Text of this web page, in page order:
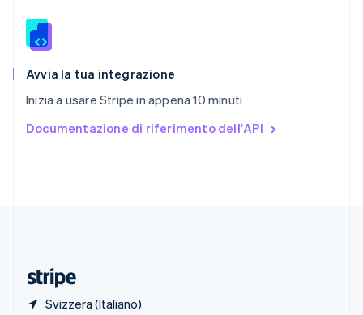
Avvia la tua integrazione
Inizia a usare Stripe in appena 10 minuti
Documentazione di riferimento dell'API
Svizzera (Italiano)
Slovacchia
Slovenia
English Italiano
EspañolEnglish
English Español 简体中文